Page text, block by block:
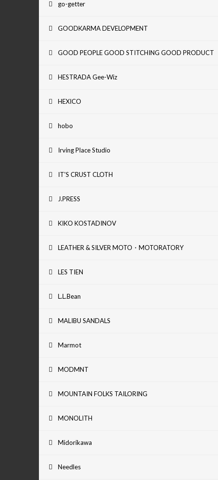
go-getter
GOODKARMA DEVELOPMENT
GOOD PEOPLE GOOD STITCHING GOOD PRODUCT
HESTRADA Gee-Wiz
HEXICO
hobo
Irving Place Studio
IT'S CRUST CLOTH
J.PRESS
KIKO KOSTADINOV
LEATHER & SILVER MOTO・MOTORATORY
LES TIEN
L.L.Bean
MALIBU SANDALS
Marmot
MODMNT
MOUNTAIN FOLKS TAILORING
MONOLITH
Midorikawa
Needles